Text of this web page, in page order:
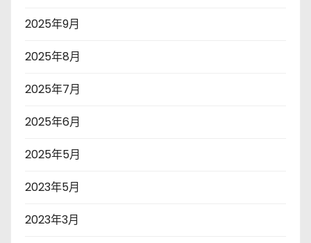
2025年9月
2025年8月
2025年7月
2025年6月
2025年5月
2023年5月
2023年3月